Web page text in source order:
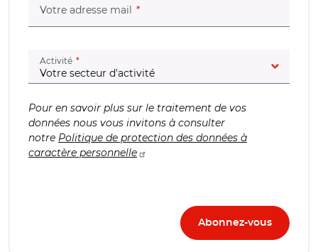
Votre adresse mail (champ obligatoire)
Activité (champ obligatoire)
Pour en savoir plus sur le traitement de vos
données nous vous invitons à consulter
notre Politique de protection des données à
caractère personnelle